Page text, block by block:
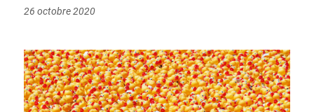
Posted
26 octobre 2020